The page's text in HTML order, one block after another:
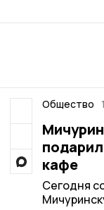
Общество
кафе
Сегодня